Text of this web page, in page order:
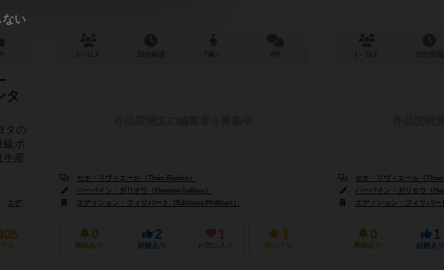
タ
タの
級ボ
産
エディション・フィリバート（Editions Philibert） ジェム・クラブ・キフト（Gém Klub Kft.）
る
セオ・リヴィエール（Théo Rivière）
ハーバイン・ガリオウ（Hervine Galliou）
エディション・フィリバート（Editions Philibert）
0
興味あり
2
経験あり
1
お気に入り
1
持ってる
セオ・リヴィエール（Théo
ハーバイン・ガリオウ（
エディション・フィリバー
0
興味あり
1
経験あり
ない